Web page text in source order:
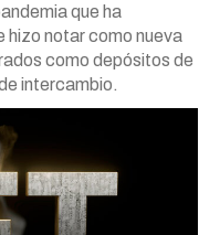
que ha
hizo notar como nueva
como depósitos de
intercambio.